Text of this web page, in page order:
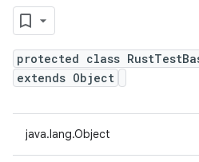
protected class
extends Object
java.lang.Object